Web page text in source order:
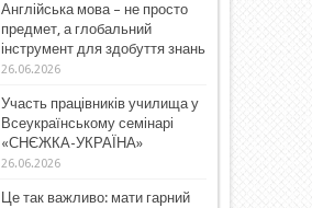
Англійська мова – не просто
предмет, а глобальний
інструмент для здобуття знань
26.06.2026
Участь працівників училища у
Всеукраїнському семінарі
«СНЄЖКА-УКРАЇНА»
26.06.2026
Це так важливо: мати гарний